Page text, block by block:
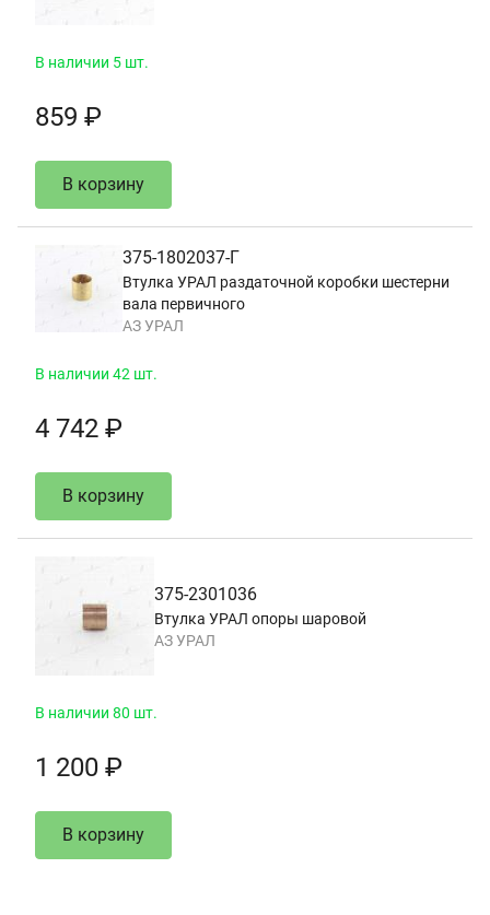
В наличии 5 шт.
859 ₽
В корзину
375-1802037-Г
Втулка УРАЛ раздаточной коробки шестерни
вала первичного
АЗ УРАЛ
В наличии 42 шт.
4 742 ₽
В корзину
375-2301036
Втулка УРАЛ опоры шаровой
АЗ УРАЛ
В наличии 80 шт.
1 200 ₽
В корзину